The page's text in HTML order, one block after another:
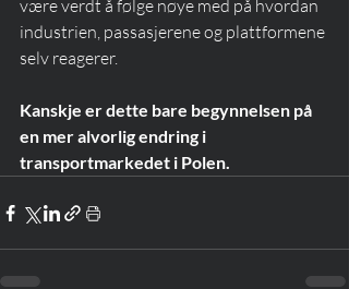
være verdt å følge nøye med på hvordan
industrien, passasjerene og plattformene
selv reagerer.
Kanskje er dette bare begynnelsen på
en mer alvorlig endring i
transportmarkedet i Polen.